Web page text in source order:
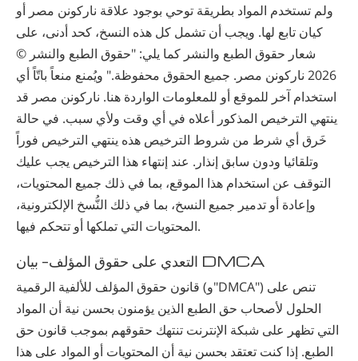
ولم تستخدم المواد بطريقة توحي بوجود علاقة ‫ناركونن‬ ‫مصر‬ أو
كيان تابع لها. ويجب أن تشمل كل هذه النسخ، كحد أدنى، على
شعار حقوق الطبع والنشر كما يلي: "حقوق الطبع والنشر ©
2026 ‫ناركونن‬ ‫مصر‬. جميع الحقوق محفوظة." ويُمنع منعاً باتّاً أي
استخدام آخر للموقع أو للمعلومات الواردة هنا. ‫ناركونن‬ ‫مصر‬ قد
ينتهي الترخيص المذكور أعلاه في أي وقت ولأي سبب. في حالة
خَرق أي شرط من شروط الترخيص هذه ينتهي الترخيص فوراً
وتلقائيا ودون سابق إنذار. عند إنتهاء هذا الترخيص يجب عليك
التوقف عن استخدام هذا الموقع، بما في ذلك جميع المحتويات،
وإعادة أو تدمير جميع النسخ، بما في ذلك النُّسخ الإلكترونية،
المحتويات التي تملكها أو تتحكم فيها.
التعدي على حقوق المؤلف- بيان DMCA
قانون حقوق المؤلف للألفية الرقمية (و"DMCA") تنص على
الحلول لأصحاب حق الطبع الذين يؤمنون بحسن نية أن المواد
التي تظهر على شبكة الإنترنت تنتهك حقوقهم بموجب قانون حق
الطبع. إذا كنت تعتقد بحسن نية أن المحتويات أو المواد على هذا